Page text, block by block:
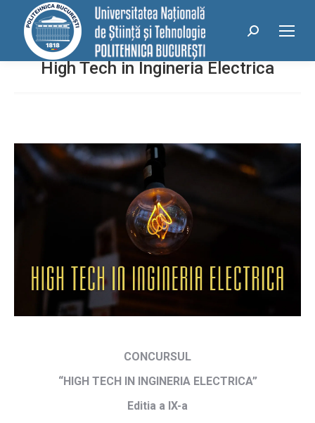
conținut
Search:
High Tech in Ingineria Electrica
CONCURSUL
“HIGH TECH IN INGINERIA ELECTRICA”
Editia a IX-a